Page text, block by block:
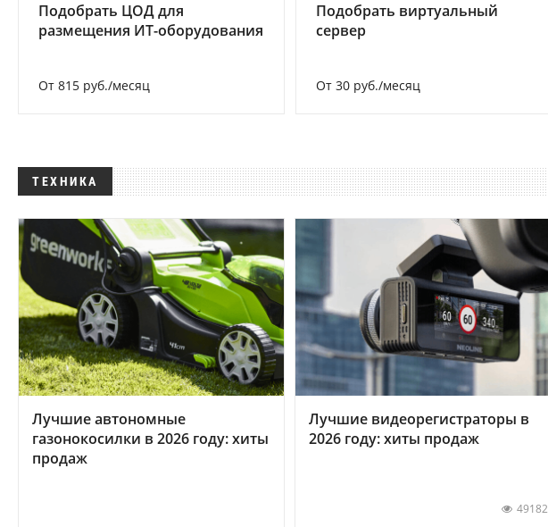
Подобрать ЦОД для
размещения ИТ-оборудования
От 815 руб./месяц
Подобрать виртуальный
сервер
От 30 руб./месяц
ТЕХНИКА
Лучшие автономные
газонокосилки в 2026 году: хиты
продаж
Лучшие видеорегистраторы в
2026 году: хиты продаж
49182